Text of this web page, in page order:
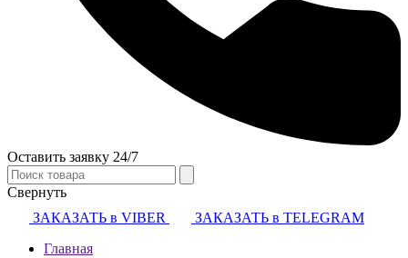
Оставить заявку 24/7
Свернуть
ЗАКАЗАТЬ в VIBER
ЗАКАЗАТЬ в TELEGRAM
Главная